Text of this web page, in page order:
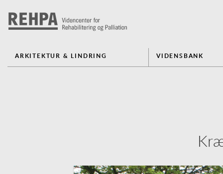
ARKITEKTUR & LINDRING VIDENSBANK